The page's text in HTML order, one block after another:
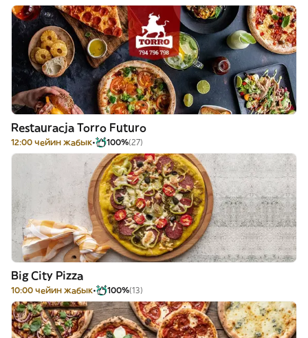
Restauracja Torro Futuro
12:00 чейин жабык 100%(27)
Big City Pizza
10:00 чейин жабык 100%(13)